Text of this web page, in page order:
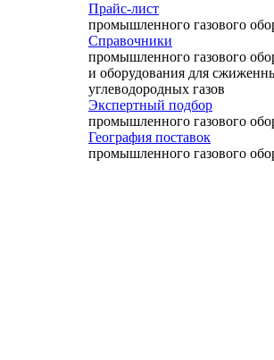
Прайс-лист
промышленного газового
Справочники
промышленного газового
и оборудования для
углеводородных газов
Экспертный подбор
промышленного газового
География поставок
промышленного газового